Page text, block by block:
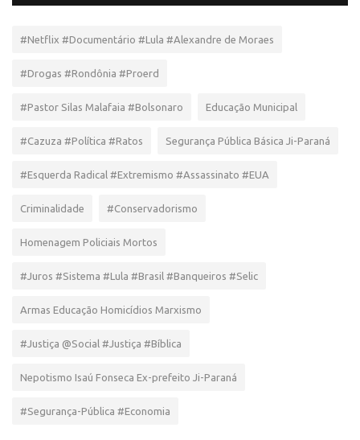
#Netflix #Documentário #Lula #Alexandre de Moraes
#Drogas #Rondônia #Proerd
#Pastor Silas Malafaia #Bolsonaro Educação Municipal
#Cazuza #Política #Ratos Segurança Pública Básica Ji-Paraná
#Esquerda Radical #Extremismo #Assassinato #EUA
Criminalidade #Conservadorismo
Homenagem Policiais Mortos
#Juros #Sistema #Lula #Brasil #Banqueiros #Selic
Armas Educação Homicídios Marxismo
#Justiça @Social #Justiça #Bíblica
Nepotismo Isaú Fonseca Ex-prefeito Ji-Paraná
#Segurança-Pública #Economia